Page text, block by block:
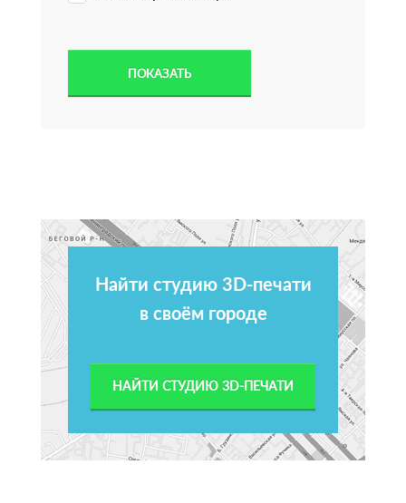
Найти студию 3D-печати
в своём городе
НАЙТИ СТУДИЮ 3D-ПЕЧАТИ